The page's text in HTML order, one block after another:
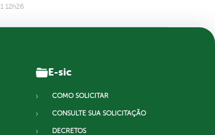
12h26
E-sic
COMO SOLICITAR
CONSULTE SUA SOLICITAÇÃO
DECRETOS